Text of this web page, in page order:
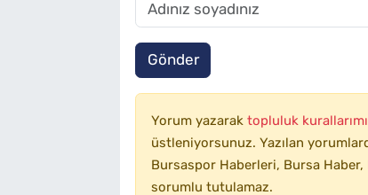
Gönder
Yorum yazarak topluluk
üstleniyorsunuz. Yazılan
Bursaspor Haberleri, Bursa
sorumlu tutulamaz.